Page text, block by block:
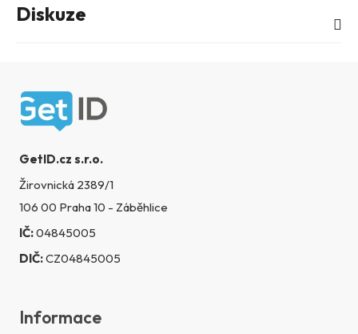
Diskuze
Zápatí
GetID.cz s.r.o.
Žirovnická 2389/1
106 00 Praha 10 - Záběhlice
IČ:04845005
DIČ:CZ04845005
Informace